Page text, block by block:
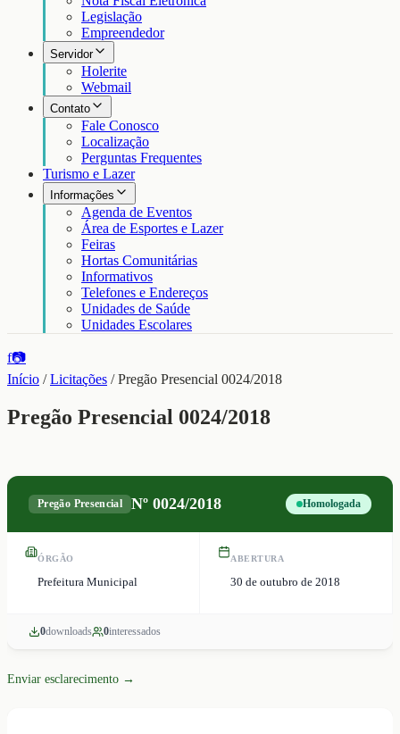
Legislação
Empreendedor
Servidor
Holerite
Webmail
Contato
Fale Conosco
Localização
Perguntas Frequentes
Turismo e Lazer
Informações
Agenda de Eventos
Área de Esportes e Lazer
Feiras
Hortas Comunitárias
Informativos
Telefones e Endereços
Unidades de Saúde
Unidades Escolares
f📷
Início /Licitações /Pregão Presencial 0024/2018
Pregão Presencial 0024/2018
Pregão Presencial Nº0024/2018 Homologada
ÓRGÃO
Prefeitura Municipal
ABERTURA
30 de outubro de 2018
0downloads 0interessados
Enviar esclarecimento →